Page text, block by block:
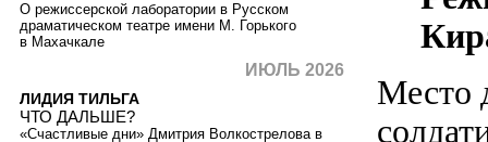
Место
О режиссерской лаборатории в Русском
драматическом театре имени М. Горького
в Махачкале
ИЮЛЬ 2026
ЛИДИЯ ТИЛЬГА
ЧТО ДАЛЬШЕ?
«Счастливые дни» Дмитрия Волкострелова в